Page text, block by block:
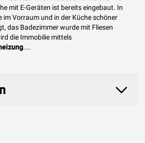
mit E-Geräten ist bereits eingebaut. In
im Vorraum und in der Küche schöner
das Badezimmer wurde mit Fliesen
die Immobilie mittels
....